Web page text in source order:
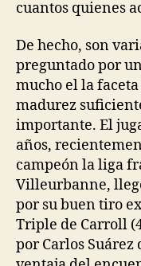
cuantos quienes
De hecho, son
preguntado por
mucho el la
madurez
importante. El
años,
campeón la liga
Villeurbanne,
por su buen tiro
Triple de Carroll
por Carlos